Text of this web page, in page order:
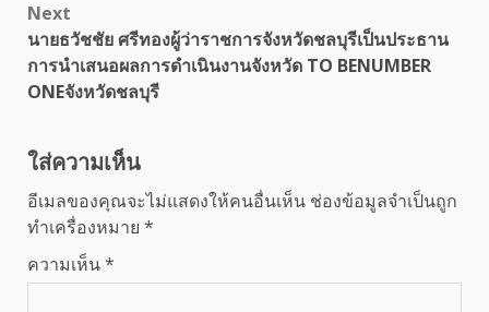
Next
นายธวัชชัย ศรีทองผู้ว่าราชการจังหวัดชลบุรีเป็นประธาน
การนำเสนอผลการดำเนินงานจังหวัด TO BENUMBER
ONEจังหวัดชลบุรี
ใส่ความเห็น
อีเมลของคุณจะไม่แสดงให้คนอื่นเห็น ช่องข้อมูลจำเป็นถูก
ทำเครื่องหมาย *
ความเห็น*